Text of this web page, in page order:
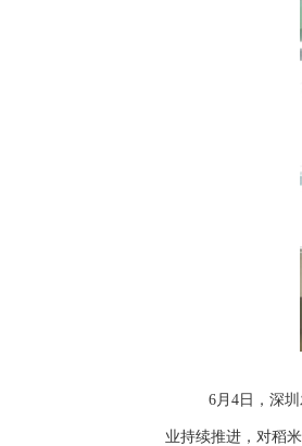
6月4日，深
业持续推进，对稻